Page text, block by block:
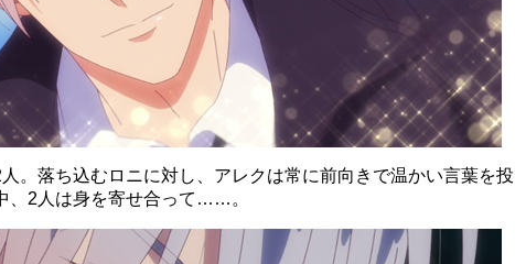
。落ち込むロニに対し、アレクは常に前向きで温かい言葉を投
、2人は身を寄せ合って……。